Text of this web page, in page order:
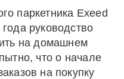
паркетника Exeed
руководство
на домашнем
что о начале
на покупку